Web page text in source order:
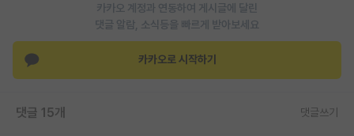
카카오 계정과 연동하여 게시글에 달린
댓글 알람, 소식등을 빠르게 받아보세요
카카오로 시작하기
댓글 15개 댓글쓰기